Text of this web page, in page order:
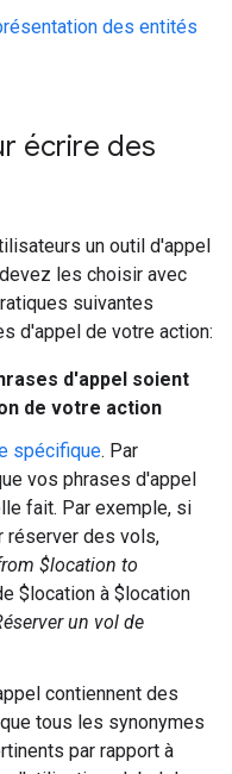
des entités
écrire des
un outil d'appel
les choisir avec
suivantes
d'appel de votre action:
d'appel soient
de votre action
spécifique. Par
vos phrases d'appel
fait. Par exemple, si
réserver des vols,
$location to
$location à $location
un vol de
contiennent des
tous les synonymes
par rapport à